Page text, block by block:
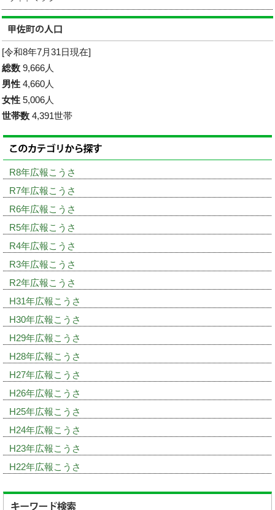
[令和8年7月31日現在]
総数 9,666人
男性 4,660人
女性 5,006人
世帯数 4,391世帯
R8年広報こうさ
R7年広報こうさ
R6年広報こうさ
R5年広報こうさ
R4年広報こうさ
R3年広報こうさ
R2年広報こうさ
H31年広報こうさ
H30年広報こうさ
H29年広報こうさ
H28年広報こうさ
H27年広報こうさ
H26年広報こうさ
H25年広報こうさ
H24年広報こうさ
H23年広報こうさ
H22年広報こうさ